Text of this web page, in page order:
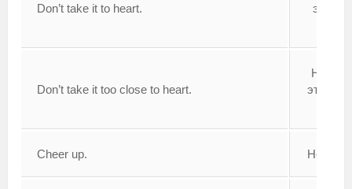
Don’t take it to heart.
это
Don’t take it too close to heart.
Не
это так
Cheer up. Не